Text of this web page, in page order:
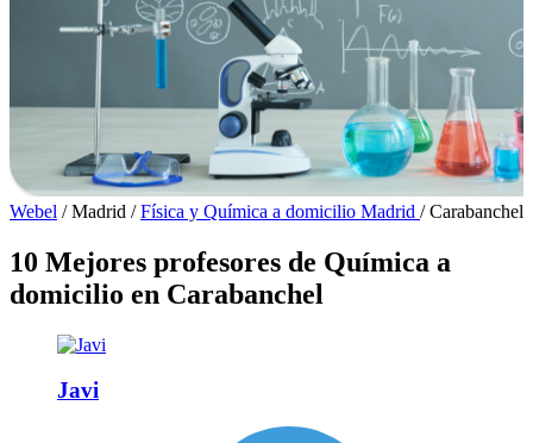
Webel / Madrid / Física y Química a domicilio Madrid / Carabanchel
10 Mejores profesores de Química a
domicilio en Carabanchel
Javi